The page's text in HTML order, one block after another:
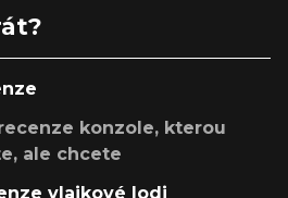
konzole, kterou
ale chcete
vlajkové lodi